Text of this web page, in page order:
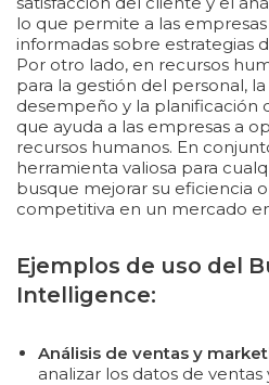
lo que permite a las
informadas sobre estrategias
Por otro lado, en recursos
para la gestión del personal,
desempeño y la planificación
que ayuda a las empresas a
recursos humanos. En
herramienta valiosa para
busque mejorar su eficiencia
competitiva en un mercado
Ejemplos de uso del
Intelligence:
Análisis de ventas y
analizar los datos de